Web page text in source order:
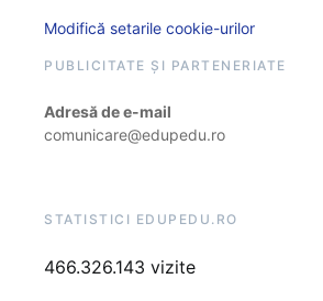
Modifică setarile cookie-urilor
PUBLICITATE ȘI PARTENERIATE
Adresă de e-mail
comunicare@edupedu.ro
STATISTICI EDUPEDU.RO
466.326.143 vizite